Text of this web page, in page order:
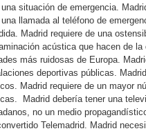
situación de emergencia.
llamada al teléfono de
Madrid requiere de una
acústica que hacen de
más ruidosas de Europa.
deportivas públicas.
Madrid requiere de un mayor
Madrid debería tener una
no un medio
Telemadrid. Madrid